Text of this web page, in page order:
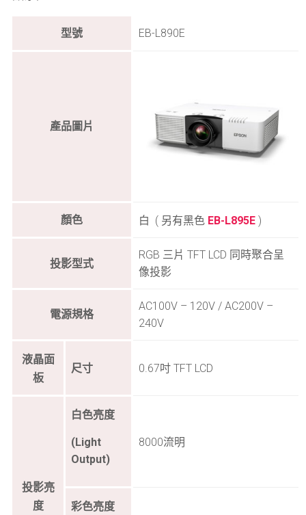
型號 EB-L890E
產品圖片
顏色 白 ( 另有黑色 EB-L895E )
投影型式
RGB 三片 TFT LCD 同時聚合呈
像投影
電源規格
AC100V – 120V / AC200V –
240V
液晶面
板
尺寸 0.67吋 TFT LCD
投影亮
度
白色亮度
(Light
Output)
8000流明
彩色亮度